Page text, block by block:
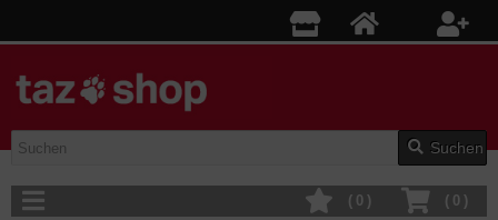
Suchen
( 0 )
( 0 )